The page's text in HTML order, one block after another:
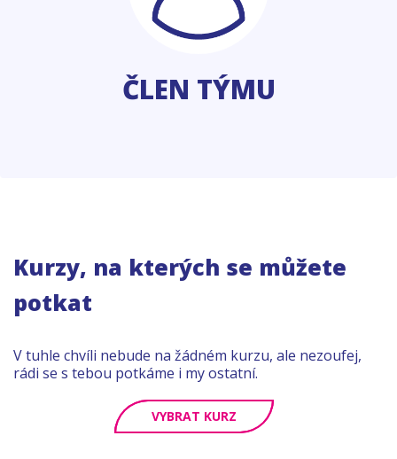
ČLEN TÝMU
Kurzy, na kterých se můžete
potkat
V tuhle chvíli nebude na žádném kurzu, ale nezoufej,
rádi se s tebou potkáme i my ostatní.
VYBRAT KURZ